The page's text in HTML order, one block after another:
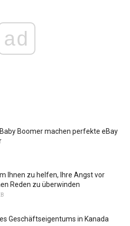
ad
Boomer machen perfekte eBay
Ihnen zu helfen, Ihre Angst vor
Reden zu überwinden
Geschäftseigentums in Kanada